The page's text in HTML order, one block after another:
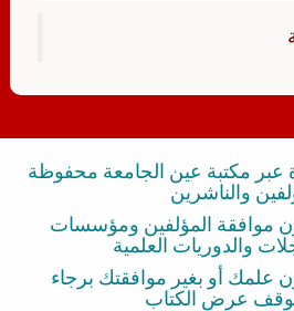
عبر مكتبة عين الجامعة محفوظة
والناشرين
موافقة المؤلفين ومؤسسات
والدوريات العلمية
علمك أو بغير موافقتك برجاء
لوقف عرض الكتاب